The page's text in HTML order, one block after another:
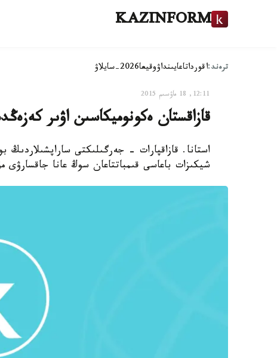
KAZINFORM
ترەند:اقورداتاعايىنداۋوقيعا2026-سايلاۋ
12:11, 18 ماۋسىم 2015
قازاقستان ەكونوميكاسىن اۋىر
استانا. قازاقپارات - جەرگىلىكتى ساراپشىلاردىڭ
شيكىزات باعاسى قىمباتتاعان سوڭ عانا جاقسارۋى